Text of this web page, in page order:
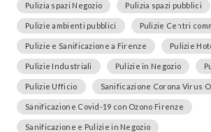
Pulizia spazi Negozio Pulizia spazi pubblici
Pulizie ambienti pubblici Pulizie Centri
Pulizie e Sanificazione a Firenze Pulizie
Pulizie Industriali Pulizie in Negozio
Pulizie Ufficio Sanificazione Corona Virus
Sanificazione Covid-19 con Ozono Firenze
Sanificazione e Pulizie in Negozio